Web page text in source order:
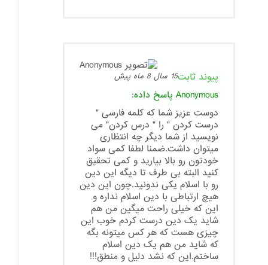
پیوند ثابت15 سال 8 ماه پیش
Anonymous پاسخ داده:
دوست عزیز شما که کلمه فارسی "
درست کردن " را " درس کردن" می
نویسید از شما دیگر چه انتظاری
میتوان داشت.ضمنا لطفا کمی سواد
خودتون رو بالا بیارید و کمی تحقیق
کنید البته بی طرف تا دیگه این دین
رو با اسلام یکی ندونید.چون این دین
هیچ ارتباطی با دین اسلام نداره و
این که خیلی راحت میگین من هم
شاید یک دین درست کردم خوب این
چیزی هست که هر کس میتونه بگه
که شاید من هم یک دین اسلام
ساختم.این که نشد دلیل و منطق!!!